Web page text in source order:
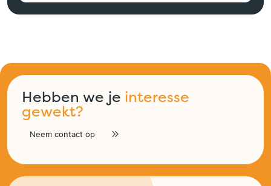
Hebben we je interesse
gewekt?
Neem contact op